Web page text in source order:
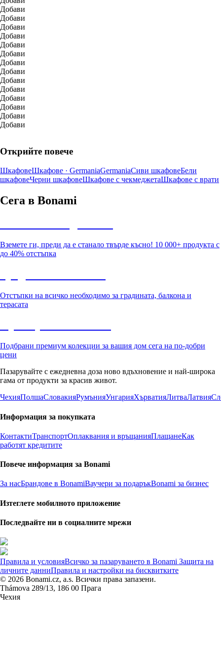
Добави
Добави
Добави
Добави
Добави
Добави
Добави
Добави
Добави
Добави
Добави
Добави
Добави
Добави
Открийте повече
ШкафовеШкафове · GermaniaGermaniaСиви шкафовеБели
шкафовеЧерни шкафовеШкафове с чекмеджетаШкафове с врати
Сега в Bonami
Вземете ги, преди да е станало твърде късно! 10 000+ продукта с
до 40% отстъпка
Отстъпки на всичко необходимо за градината, балкона и
терасата
Подбрани премиум колекции за вашия дом сега на по-добри
цени
Пазарувайте с ежедневна доза ново вдъхновение и най-широка
гама от продукти за красив живот.
ЧехияПолшаСловакияРумънияУнгарияХърватияЛитваЛатвия
Информация за покупката
КонтактиТранспортОплаквания и връщанияПлащанеКак
работят кредитите
Повече информация за Bonami
За насБрандове в BonamiВаучери за подаръкBonami за бизнес
Изтеглете мобилното приложение
Последвайте ни в социалните мрежи
Правила и условияВсичко за пазаруването в Bonami Защита на
личните данниПравила и настройки на бисквитките
© 2026 Bonami.cz, a.s. Всички права запазени.
Thámova 289/13, 186 00 Прага
Чехия